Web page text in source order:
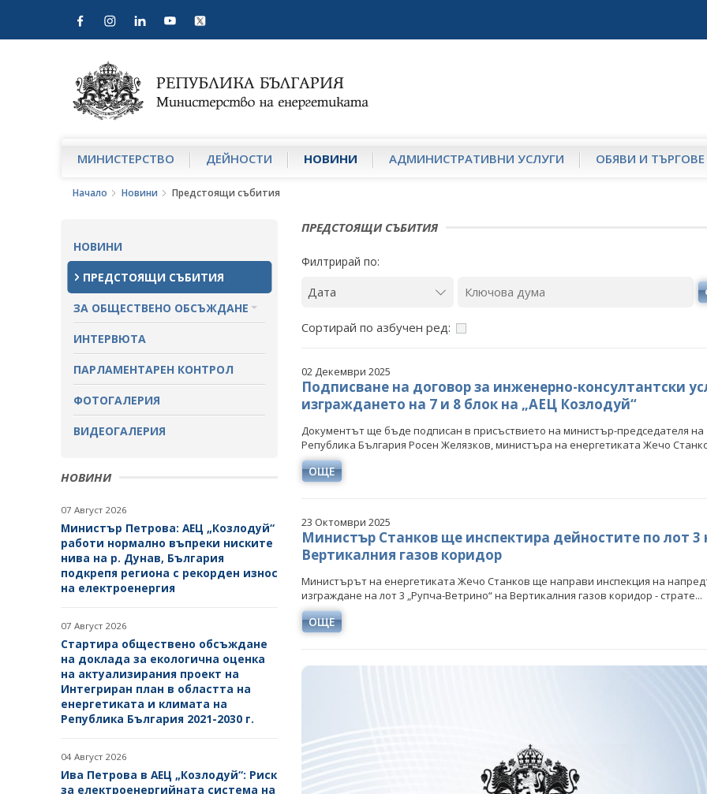
МИНИСТЕРСТВО ДЕЙНОСТИ НОВИНИ АДМИНИСТРАТИВНИ УСЛУГИ ОБЯВИ И ТЪРГОВЕ
Начало Новини Предстоящи събития
НОВИНИ
ПРЕДСТОЯЩИ СЪБИТИЯ
ЗА ОБЩЕСТВЕНО ОБСЪЖДАНЕ
ПРОЕКТИ ЗА ОБЩЕСТВЕНО
ОБСЪЖДАНЕ
ЗАВЪРШИЛИ ПРОЦЕДУРИ ЗА
ОБЩЕСТВЕНО ОБСЪЖДАНЕ
ИНТЕРВЮТА
ПАРЛАМЕНТАРЕН КОНТРОЛ
ФОТОГАЛЕРИЯ
ВИДЕОГАЛЕРИЯ
НОВИНИ
07 Август 2026
Министър Петрова: АЕЦ „Козлодуй“
работи нормално въпреки ниските
нива на р. Дунав, България
подкрепя региона с рекорден износ
на електроенергия
07 Август 2026
Стартира обществено обсъждане
на доклада за екологична оценка
на актуализирания проект на
Интегриран план в областта на
енергетиката и климата на
Република България 2021-2030 г.
04 Август 2026
Ива Петрова в АЕЦ „Козлодуй“: Риск
за електроенергийната система на
ПРЕДСТОЯЩИ СЪБИТИЯ
Филтрирай по:
Сортирай по азбучен ред:
02 Декември 2025
Подписване на договор за инженерно-консултантски
изграждането на 7 и 8 блок на „АЕЦ Козлодуй“
Документът ще бъде подписан в присъствието на министър-председателя на
Република България Росен Желязков, министъра на енергетиката Жечо
ОЩЕ
23 Октомври 2025
Министър Станков ще инспектира дейностите по лот 3
Вертикалния газов коридор
Министърът на енергетиката Жечо Станков ще направи инспекция на
изграждане на лот 3 „Рупча-Ветрино“ на Вертикалния газов коридор - страте...
ОЩЕ